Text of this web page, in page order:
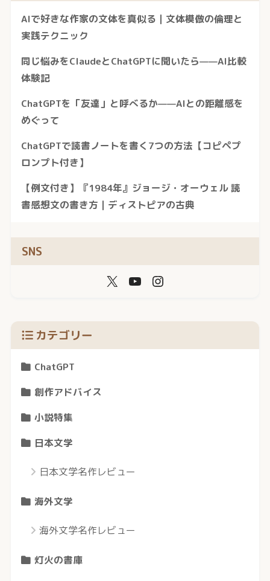
AIで好きな作家の文体を真似る｜文体模倣の倫理と
実践テクニック
同じ悩みをClaudeとChatGPTに聞いたら——AI比較
体験記
ChatGPTを「友達」と呼べるか——AIとの距離感を
めぐって
ChatGPTで読書ノートを書く7つの方法【コピペプ
ロンプト付き】
【例文付き】『1984年』ジョージ・オーウェル 読
書感想文の書き方｜ディストピアの古典
SNS
カテゴリー
ChatGPT
創作アドバイス
小説特集
日本文学
日本文学名作レビュー
海外文学
海外文学名作レビュー
灯火の書庫